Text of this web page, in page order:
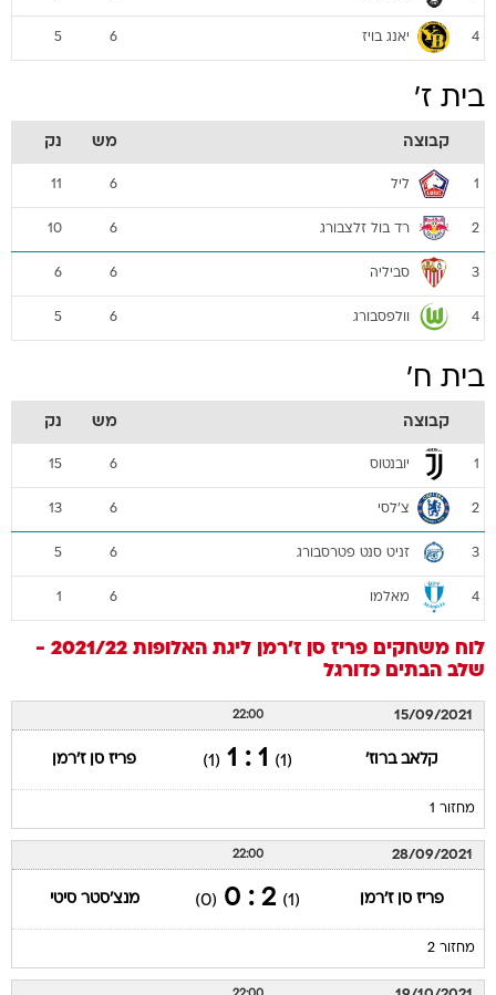
4 יאנג בויז 6
5
בית ז'
קבוצה מש נק
1 ליל 6
11
2 רד בול זלצבורג 6
10
3 סביליה 6
6
4 וולפסבורג 6
5
בית ח'
קבוצה מש נק
1 יובנטוס 6
15
2 צ'לסי 6
13
3 זניט סנט פטרסבורג 6
5
4 מאלמו 6
1
לוח משחקים פריז סן ז'רמן
ליגת האלופות 2021/22 -
שלב הבתים כדורגל
15/09/2021
22:00
קלאב ברוז' (1)
1 : 1
(1) פריז סן ז'רמן
מחזור 1
28/09/2021
22:00
פריז סן ז'רמן (1)
2 : 0
(0) מנצ'סטר סיטי
מחזור 2